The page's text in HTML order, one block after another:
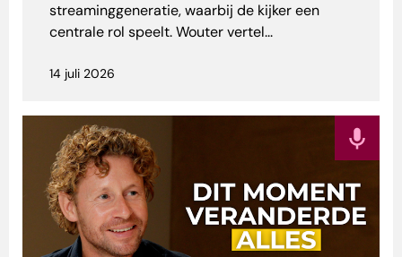
streaminggeneratie, waarbij de kijker een
centrale rol speelt. Wouter vertel...
14 juli 2026